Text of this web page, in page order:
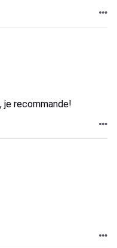
je recommande!